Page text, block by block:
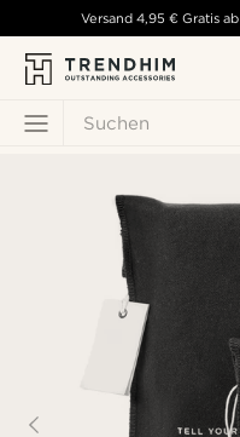
Suchen
Versand 4,95 € Gratis ab